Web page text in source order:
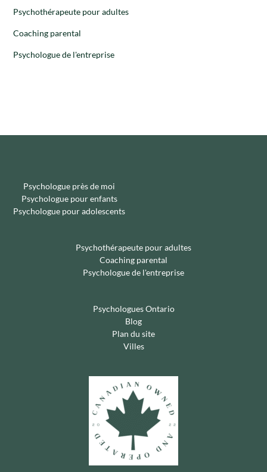
Psychothérapeute pour adultes
Coaching parental
Psychologue de l'entreprise
Psychologue près de moi
Psychologue pour enfants
Psychologue pour adolescents
Psychothérapeute pour adultes
Coaching parental
Psychologue de l'entreprise
Psychologues Ontario
Blog
Plan du site
Villes